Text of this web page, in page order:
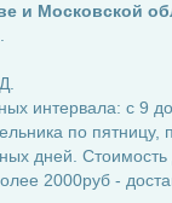
и Московской
интервала: с 9
по пятницу,
дней. Стоимость
2000руб -